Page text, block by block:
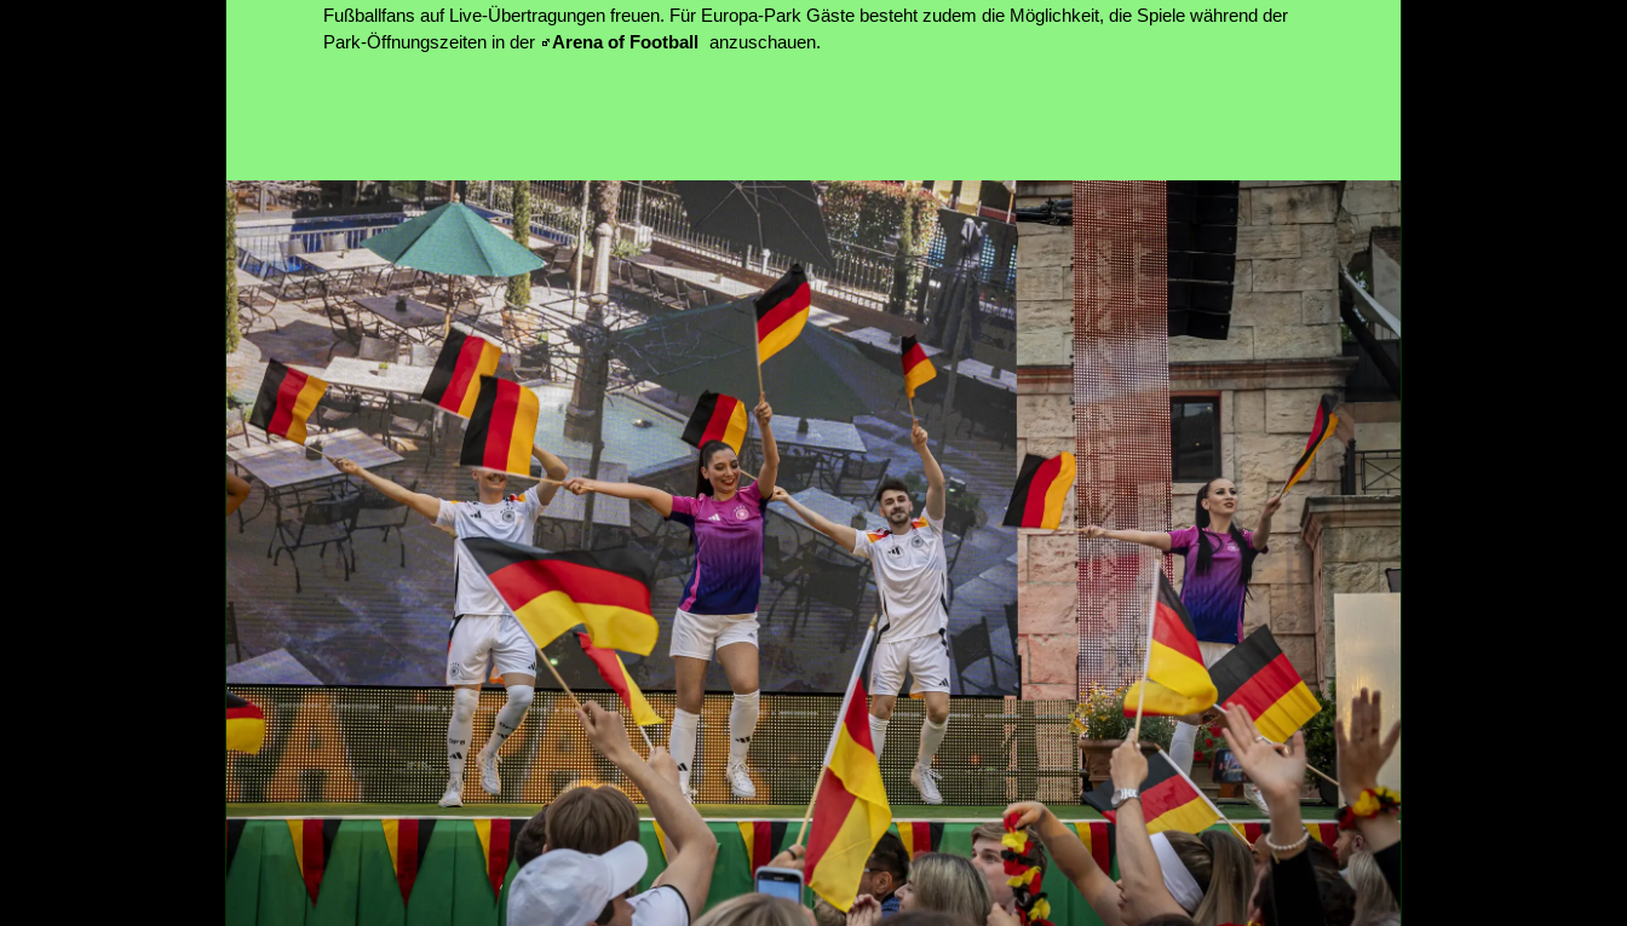
Fußballfans auf Live-Übertragungen freuen. Für Europa-Park Gäste besteht zudem die Möglichkeit, die Spiele während der
Park-Öffnungszeiten in der
Arena of Football anzuschauen.